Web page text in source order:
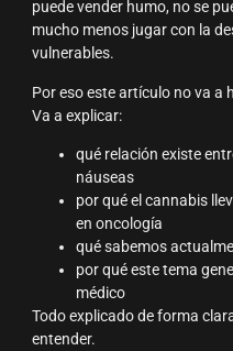
puede vender humo, no se
mucho menos jugar con la
vulnerables.
Por eso este artículo no va a
Va a explicar:
qué relación existe
náuseas
por qué el cannabis
en oncología
qué sabemos
por qué este tema
médico
Todo explicado de forma
entender.